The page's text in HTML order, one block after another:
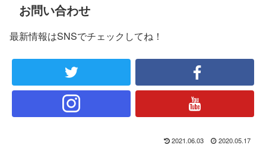
お問い合わせ
最新情報はSNSでチェックしてね！
2021.06.03 2020.05.17